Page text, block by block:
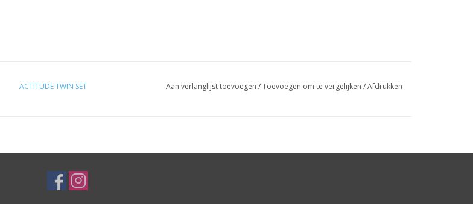
ACTITUDE TWIN SET Aan verlanglijst toevoegen /Toevoegen om te vergelijken /Afdrukken